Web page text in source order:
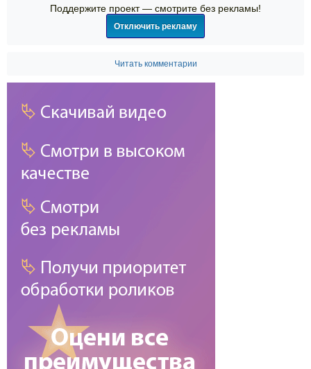
Поддержите проект — смотрите без рекламы!
Отключить рекламу
Читать комментарии